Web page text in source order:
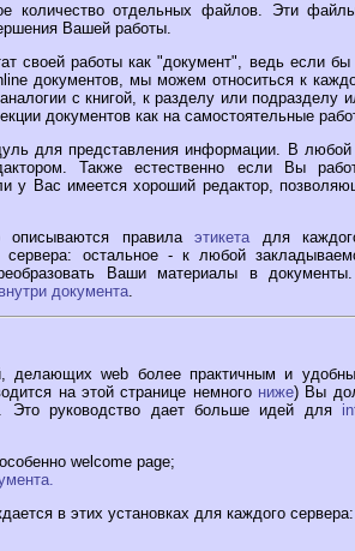
количество отдельных файлов. Эти
Вашей работы.
своей работы как "документ", ведь если
документов, мы можем относиться к
с книгой, к разделу или
документов как на самостоятельные
для представления информации. В
Также естественно если Вы
у Вас имеется хороший редактор,
описываются правилаэтикетадля
сервера: остальное - к любой
Ваши материалы в
внутри документа.
делающих web более практичным и
на этой странице немного ниже) Вы
руководство дает больше идей для
welcome page;
в этих установках для каждого сервера: